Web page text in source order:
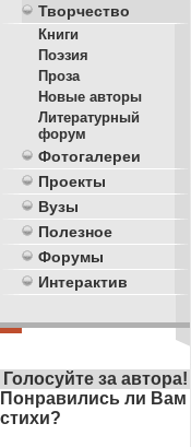
Творчество
Книги
Поэзия
Проза
Новые авторы
Литературный
форум
Фотогалереи
Проекты
Вузы
Полезное
Форумы
Интерактив
Голосуйте за автора!
Понравились ли Вам
стихи?